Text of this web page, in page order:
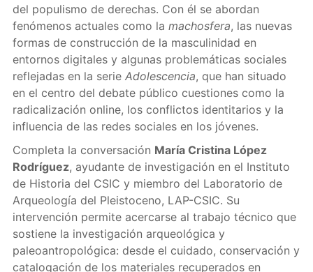
del populismo de derechas. Con él se abordan
fenómenos actuales como la machosfera, las nuevas
formas de construcción de la masculinidad en
entornos digitales y algunas problemáticas sociales
reflejadas en la serie Adolescencia, que han situado
en el centro del debate público cuestiones como la
radicalización online, los conflictos identitarios y la
influencia de las redes sociales en los jóvenes.
Completa la conversación María Cristina López
Rodríguez, ayudante de investigación en el Instituto
de Historia del CSIC y miembro del Laboratorio de
Arqueología del Pleistoceno, LAP-CSIC. Su
intervención permite acercarse al trabajo técnico que
sostiene la investigación arqueológica y
paleoantropológica: desde el cuidado, conservación y
catalogación de los materiales recuperados en